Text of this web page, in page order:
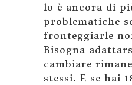
lo è ancora di
problematiche
fronteggiarle
Bisogna
cambiare
stessi. E se hai